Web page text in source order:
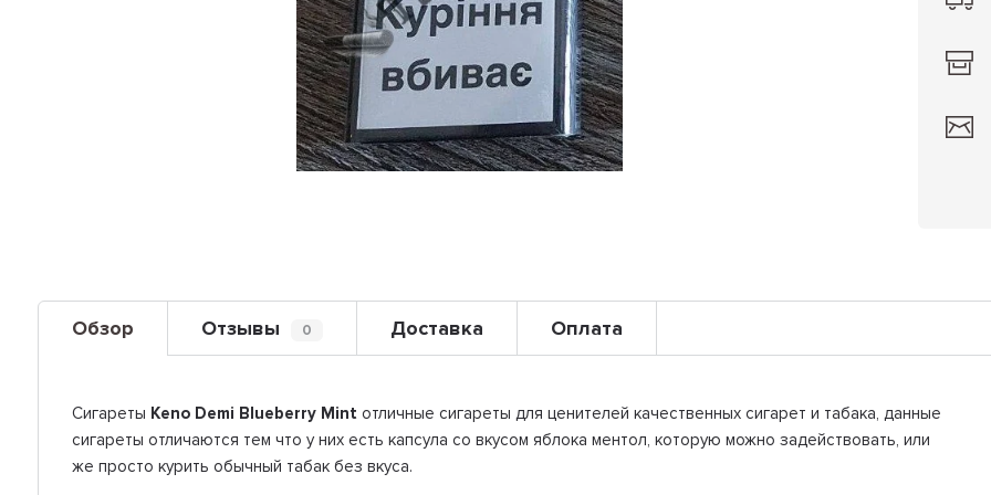
Обзор Отзывы 0 Доставка Оплата
Сигареты Keno Demi Blueberry Mint отличные сигареты для ценителей качественных сигарет и табака, данные
сигареты отличаются тем что у них есть капсула со вкусом яблока ментол, которую можно задействовать, или
же просто курить обычный табак без вкуса.